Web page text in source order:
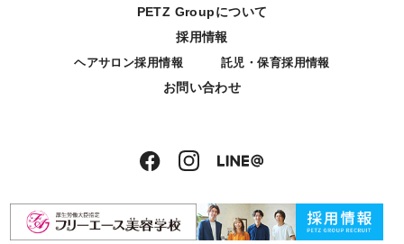
PETZ Groupについて
採用情報
ヘアサロン採用情報 託児・保育採用情報
お問い合わせ